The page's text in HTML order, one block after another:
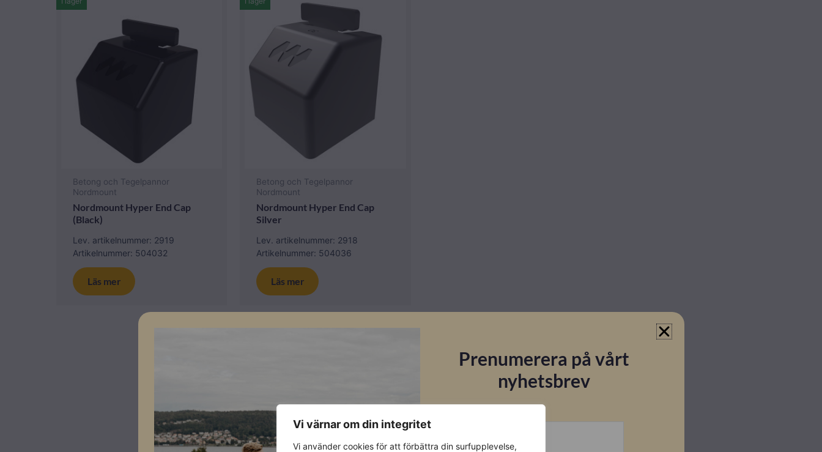
Vi värnar om din integritet
Vi använder cookies för att förbättra din surfupplevelse,
Betong och Tegelpannor
Nordmount
Nordmount Hyper End Cap
(Black)
Lev. artikelnummer: 2919
Artikelnummer: 504032
Läs mer
Betong och Tegelpannor
Nordmount
Nordmount Hyper End Cap
Silver
Lev. artikelnummer: 2918
Artikelnummer: 504036
Läs mer
Prenumerera på vårt
nyhetsbrev